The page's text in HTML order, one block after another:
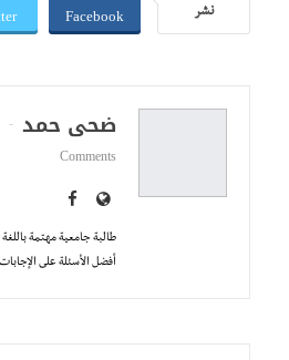
نشر Facebook
ضحى حمد
Comments
طالبة جامعية مهتمة
أفضل الأسئلة على